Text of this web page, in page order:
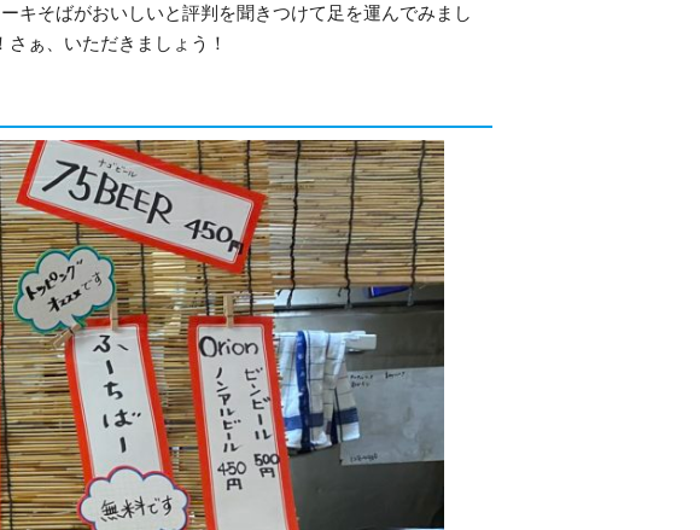
キそばがおいしいと評判を聞きつけて足を運んでみまし
ぁ、いただきましょう！